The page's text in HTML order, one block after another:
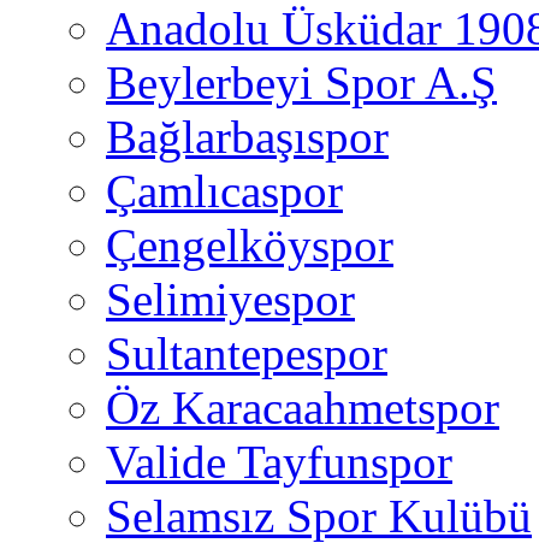
Anadolu Üsküdar
Beylerbeyi Spor A.Ş
Bağlarbaşıspor
Çamlıcaspor
Çengelköyspor
Selimiyespor
Sultantepespor
Öz Karacaahmetspor
Valide Tayfunspor
Selamsız Spor Kulübü